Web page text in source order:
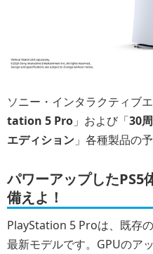
ソニー・インタラクティブ
tation 5 Pro 」および「30
エディション 」各種製品の
パワーアップしたPS5
備えよ！
PlayStation 5 Proは、既存
最新モデルです。GPUのア